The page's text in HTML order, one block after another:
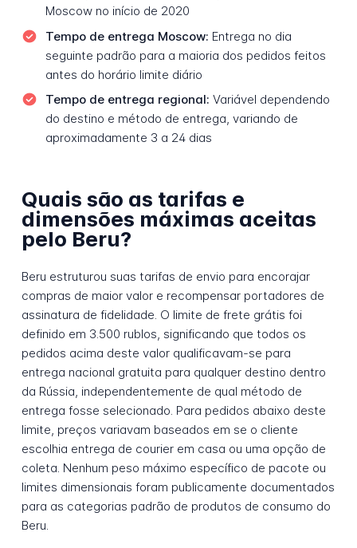
Moscow no início de 2020
Tempo de entrega Moscow: Entrega no dia
seguinte padrão para a maioria dos pedidos feitos
antes do horário limite diário
Tempo de entrega regional: Variável dependendo
do destino e método de entrega, variando de
aproximadamente 3 a 24 dias
Quais são as tarifas e
dimensões máximas aceitas
pelo Beru?
Beru estruturou suas tarifas de envio para encorajar
compras de maior valor e recompensar portadores de
assinatura de fidelidade. O limite de frete grátis foi
definido em 3.500 rublos, significando que todos os
pedidos acima deste valor qualificavam-se para
entrega nacional gratuita para qualquer destino dentro
da Rússia, independentemente de qual método de
entrega fosse selecionado. Para pedidos abaixo deste
limite, preços variavam baseados em se o cliente
escolhia entrega de courier em casa ou uma opção de
coleta. Nenhum peso máximo específico de pacote ou
limites dimensionais foram publicamente documentados
para as categorias padrão de produtos de consumo do
Beru.